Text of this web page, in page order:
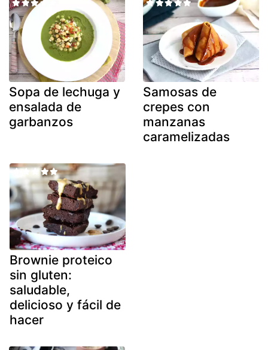
Sopa de lechuga y
ensalada de
garbanzos
Samosas de
crepes con
manzanas
caramelizadas
Brownie proteico
sin gluten:
saludable,
delicioso y fácil de
hacer